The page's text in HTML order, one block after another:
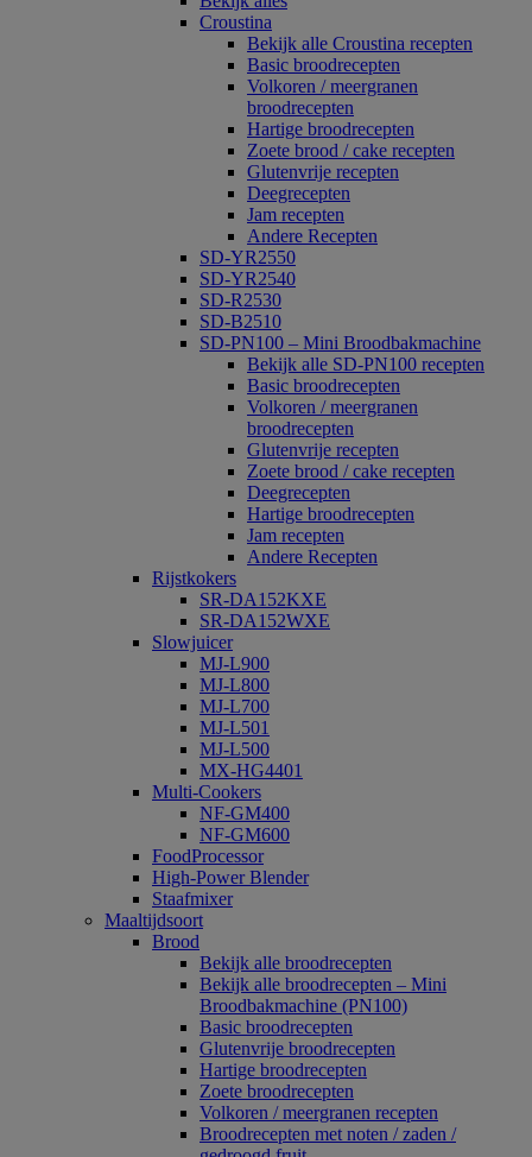
Croustina
Bekijk alle Croustina recepten
Basic broodrecepten
Volkoren / meergranen
broodrecepten
Hartige broodrecepten
Zoete brood / cake recepten
Glutenvrije recepten
Deegrecepten
Jam recepten
Andere Recepten
SD-YR2550
SD-YR2540
SD-R2530
SD-B2510
SD-PN100 – Mini Broodbakmachine
Bekijk alle SD-PN100 recepten
Basic broodrecepten
Volkoren / meergranen
broodrecepten
Glutenvrije recepten
Zoete brood / cake recepten
Deegrecepten
Hartige broodrecepten
Jam recepten
Andere Recepten
Rijstkokers
SR-DA152KXE
SR-DA152WXE
Slowjuicer
MJ-L900
MJ-L800
MJ-L700
MJ-L501
MJ-L500
MX-HG4401
Multi-Cookers
NF-GM400
NF-GM600
FoodProcessor
High-Power Blender
Staafmixer
Maaltijdsoort
Brood
Bekijk alle broodrecepten
Bekijk alle broodrecepten – Mini
Broodbakmachine (PN100)
Basic broodrecepten
Glutenvrije broodrecepten
Hartige broodrecepten
Zoete broodrecepten
Volkoren / meergranen recepten
Broodrecepten met noten / zaden /